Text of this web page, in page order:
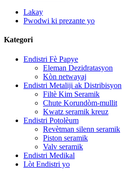
Lakay
Pwodwi ki prezante yo
Kategori
Endistri Fè Papye
Eleman Dezidratasyon
Kòn netwayaj
Endistri Metaliji ak Distribisyon
Filtè Kim Seramik
Chute Korundòm-mullit
Kwatz seramik kreuz
Endistri Potolèum
Revètman silenn seramik
Piston seramik
Valv seramik
Endistri Medikal
Lòt Endistri yo